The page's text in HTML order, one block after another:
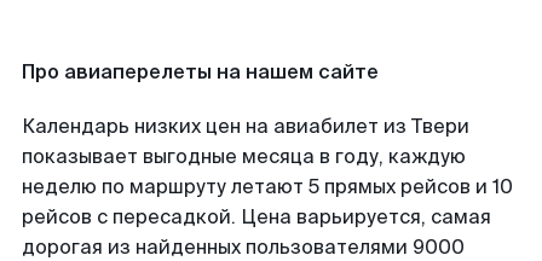
Про авиаперелеты на нашем сайте
Календарь низких цен на авиабилет из Твери
показывает выгодные месяца в году, каждую
неделю по маршруту летают 5 прямых рейсов и 10
рейсов с пересадкой. Цена варьируется, самая
дорогая из найденных пользователями 9000